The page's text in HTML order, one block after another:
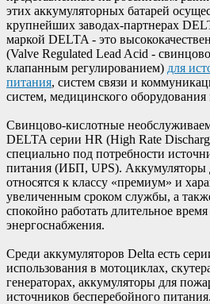
этих аккумуляторных батарей
крупнейших заводах-партнерах
маркой DELTA - это
(Valve Regulated Lead Acid -
клапанным регулированием) для
питания, систем связи и
систем, медицинского оборудования
Свинцово-кислотные
DELTA серии HR (High Rate
специально под потребности
питания (ИБП, UPS). Аккумуляторы
относятся к классу «премиум» и
увеличенным сроком службы, а
спокойно работать длительное
энергоснабжения.
Среди аккумуляторов Delta есть
использования в мотоциклах,
генераторах, аккумуляторы для
источников бесперебойного питания.